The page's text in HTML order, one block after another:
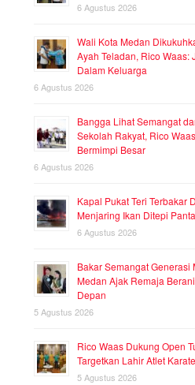
6 Agustus 2026
Wali Kota Medan
Ayah Teladan, Rico Waas:
Dalam Keluarga
6 Agustus 2026
Bangga Lihat Semangat
Sekolah Rakyat, Rico
Bermimpi Besar
6 Agustus 2026
Kapal Pukat Teri Terbakar
Menjaring Ikan Ditepi
6 Agustus 2026
Bakar Semangat Generasi
Medan Ajak Remaja
Depan
5 Agustus 2026
Rico Waas Dukung Open
Targetkan Lahir Atlet
5 Agustus 2026